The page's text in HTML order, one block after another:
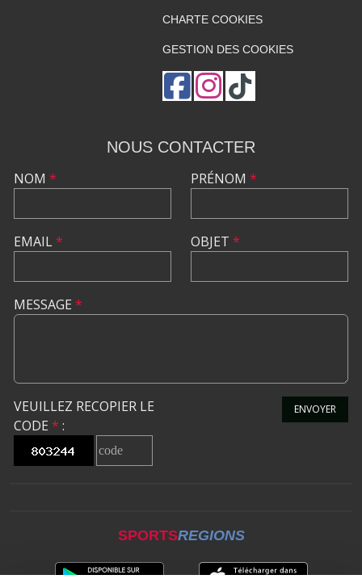
CHARTE COOKIES
GESTION DES COOKIES
NOUS CONTACTER
NOM *
EMAIL*
PRÉNOM *
OBJET *
MESSAGE *
VEUILLEZ RECOPIER LE
CODE * :
ENVOYER
SPORTSREGIONS